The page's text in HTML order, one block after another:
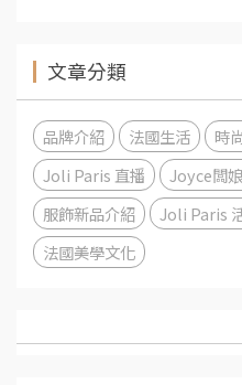
文章分類
品牌介紹 法國生活
時
Joli Paris 直播
Joyce闆
服飾新品介紹
Joli Paris
法國美學文化